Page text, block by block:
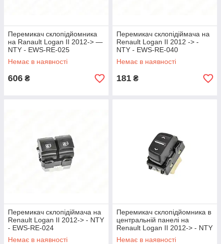
Перемикач склопідйомника
на Ranault Logan II 2012-> —
NTY - EWS-RE-025
Немає в наявності
606 ₴
Перемикач склопідіймача на
Renault Logan II 2012 -> -
NTY - EWS-RE-040
Немає в наявності
181 ₴
Перемикач склопідіймача на
Renault Logan II 2012-> - NTY
- EWS-RE-024
Немає в наявності
Перемикач склопідйомника в
центральній панелі на
Renault Logan II 2012-> - NTY
- EWS-RE-027
Немає в наявності